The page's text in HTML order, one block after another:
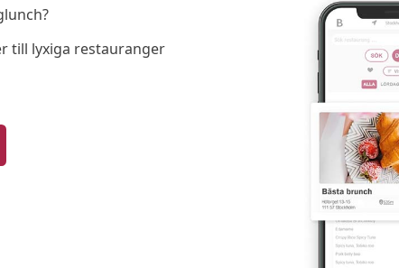
till lyxiga restauranger